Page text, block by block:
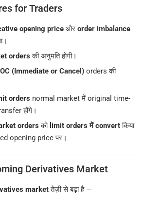
for Traders
opening priceऔर order imbalance
orders की अनुमति होगी।
(Immediate or Cancel)orders की
orders normal market में original time-
होंगे।
orders को limit orders में convertकिया
opening price पर।
Derivatives Market
marketतेज़ी से बढ़ा है —